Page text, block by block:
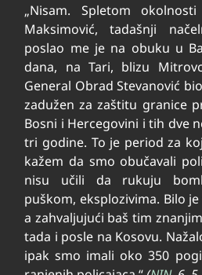
„Nisam. Spletom
Maksimović, tadašnji
poslao me je na obuku u
dana, na Tari, blizu
General Obrad Stevanović
zadužen za zaštitu granice
Bosni i Hercegovini i tih dve
tri godine. To je period za
kažem da smo obučavali
nisu učili da rukuju
puškom, eksplozivima. Bilo
a zahvaljujući baš tim
tada i posle na Kosovu.
ipak smo imali oko 350